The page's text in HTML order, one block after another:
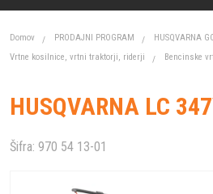
Domov PRODAJNI PROGRAM
HUSQVARNA
Vrtne kosilnice, vrtni traktorji, riderji
Bencinske
HUSQVARNA LC
Šifra: 970 54 13-01